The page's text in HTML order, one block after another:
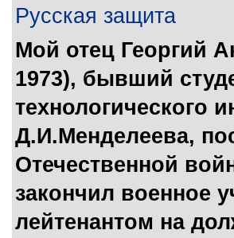
Русская защита
Мой отец Георгий
1973), бывший
технологического
Д.И.Менделеева,
Отечественной
закончил военное
лейтенантом на